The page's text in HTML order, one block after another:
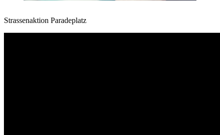
Strassenaktion Paradeplatz